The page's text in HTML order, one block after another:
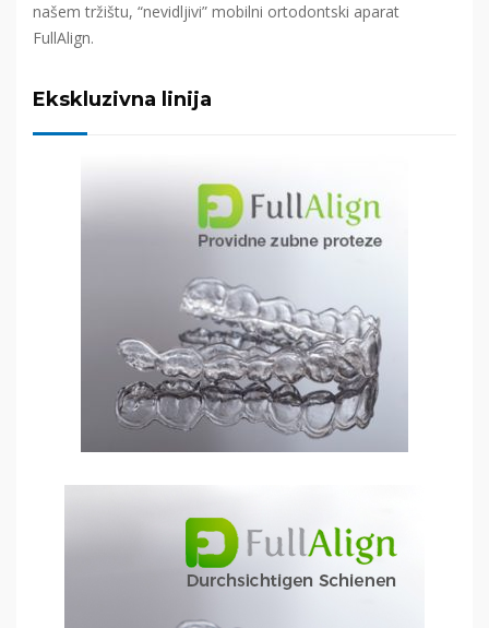
našem tržištu, “nevidljivi” mobilni ortodontski aparat
FullAlign.
Ekskluzivna linija